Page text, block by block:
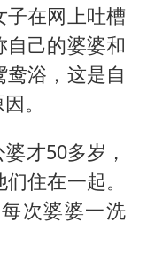
在网上吐槽
自己的婆婆和
浴，这是自
。
才50多岁，
住在一起。
次婆婆一洗